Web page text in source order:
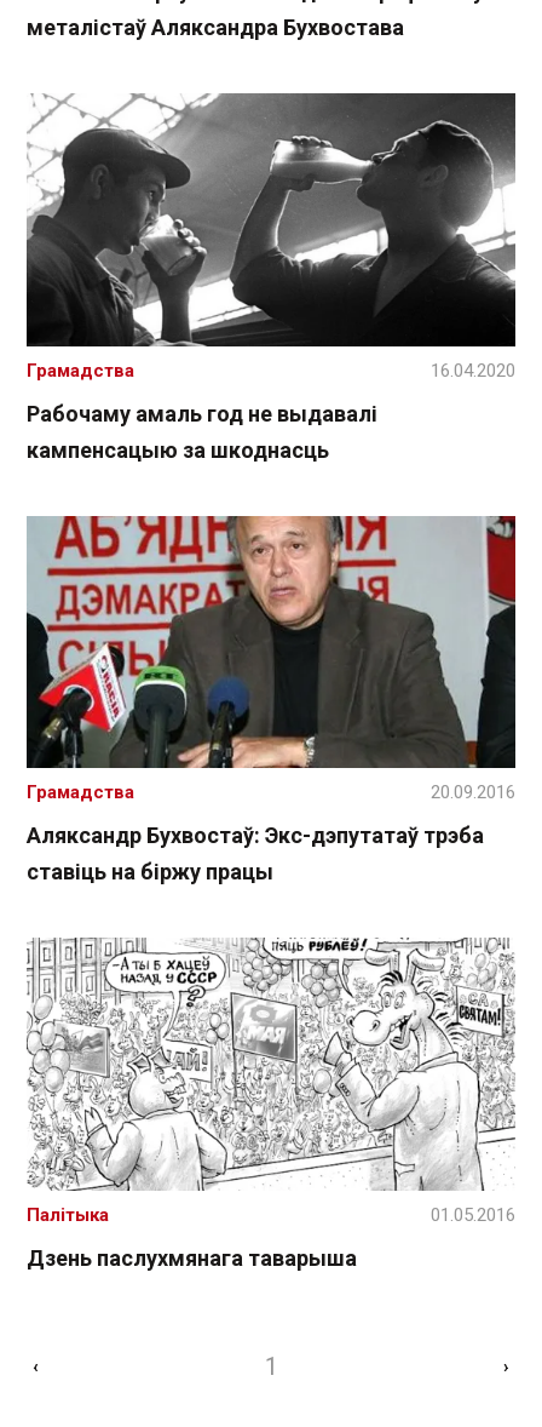
металістаў Аляксандра Бухвостава
Рабочаму амаль год не выдавалі
кампенсацыю за шкоднасць
Грамадства 16.04.2020
Аляксандр Бухвостаў: Экс-дэпутатаў трэба
ставіць на біржу працы
Грамадства 20.09.2016
Дзень паслухмянага таварыша
Палітыка 01.05.2016
‹ 1 ›